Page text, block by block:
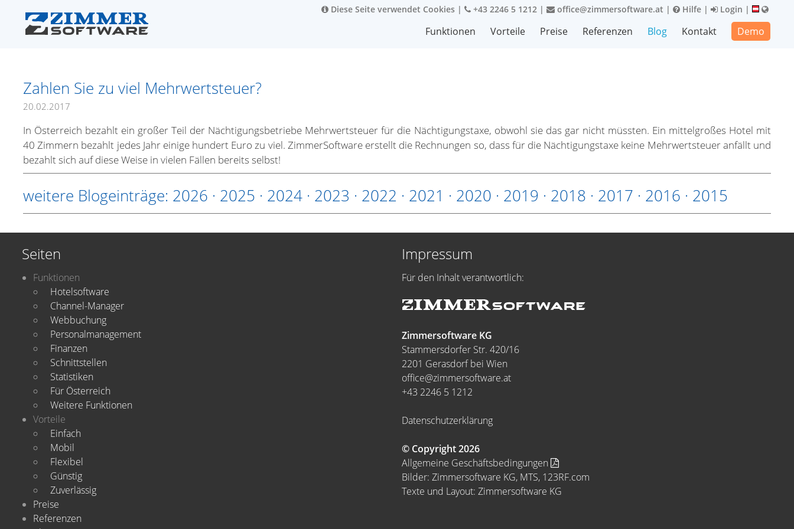
Diese Seite verwendet Cookies | +43 2246 5 1212 | office@zimmersoftware.at | Hilfe | Login |
Funktionen Vorteile Preise Referenzen Blog Kontakt Demo
Zahlen Sie zu viel Mehrwertsteuer?
20.02.2017
In Österreich bezahlt ein großer Teil der Nächtigungsbetriebe Mehrwertsteuer für die Nächtigungstaxe, obwohl sie das gar nicht müssten. Ein mittelgroßes Hotel mit
40 Zimmern bezahlt jedes Jahr einige hundert Euro zu viel. ZimmerSoftware erstellt die Rechnungen so, dass für die Nächtigungstaxe keine Mehrwertsteuer anfällt und
bezahlt sich auf diese Weise in vielen Fällen bereits selbst!
weitere Blogeinträge: 2026 · 2025 · 2024 · 2023 · 2022 · 2021 · 2020 · 2019 · 2018 · 2017 · 2016 · 2015
Seiten
Funktionen
Hotelsoftware
Channel-Manager
Webbuchung
Personalmanagement
Finanzen
Schnittstellen
Statistiken
Für Österreich
Weitere Funktionen
Vorteile
Einfach
Mobil
Flexibel
Günstig
Zuverlässig
Preise
Referenzen
Impressum
Für den Inhalt verantwortlich:
Zimmersoftware KG
Stammersdorfer Str. 420/16
2201 Gerasdorf bei Wien
office@zimmersoftware.at
+43 2246 5 1212
Datenschutzerklärung
© Copyright 2026
Allgemeine Geschäftsbedingungen
Bilder: Zimmersoftware KG, MTS, 123RF.com
Texte und Layout: Zimmersoftware KG